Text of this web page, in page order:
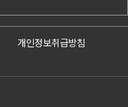
개인정보취급방침